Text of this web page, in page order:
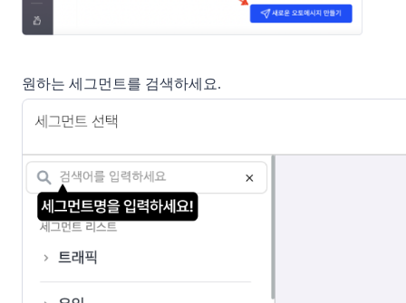
원하는 세그먼트를 검색하세요.